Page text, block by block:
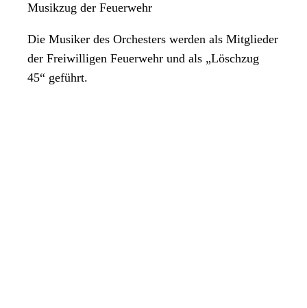
Musikzug der Feuerwehr
Die Musiker des Orchesters werden als Mitglieder
der Freiwilligen Feuerwehr und als „Löschzug
45“ geführt.